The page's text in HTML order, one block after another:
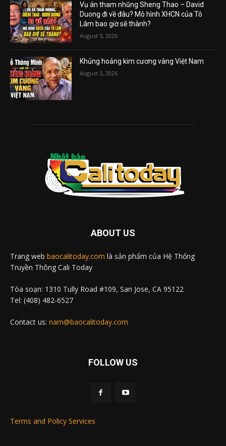
Vụ án tham nhũng Sheng Thao – David
Duong đi về đâu? Mô hình XHCN của Tô
Lâm bao giờ sẽ thành?
August 5, 2026
Khủng hoảng kim cương vàng Việt Nam
August 5, 2026
ABOUT US
Trang web baocalitoday.com là sản phẩm của Hệ Thống
Truyền Thông Cali Today
Tòa soạn: 1310 Tully Road #109, San Jose, CA 95122
Tel: (408) 482-6527
Contact us: nam@baocalitoday.com
FOLLOW US
Terms and Policy Services